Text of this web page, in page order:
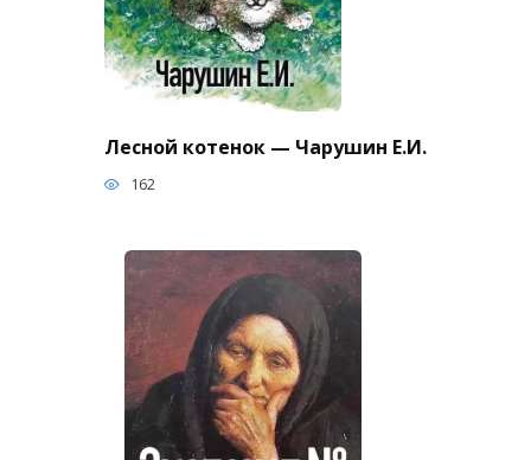
Лесной котенок — Чарушин Е.И.
162